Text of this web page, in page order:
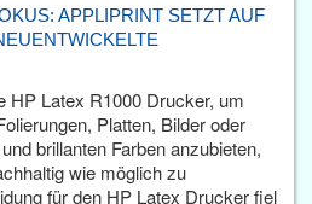
APPLIPRINT SETZT AUF
HP Latex R1000 Drucker, um
Platten, Bilder oder
brillanten Farben anzubieten,
wie möglich zu
für den HP Latex Drucker fiel